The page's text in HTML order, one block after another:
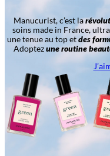
Manucurist, c’est la
soins made in France,
une tenue au top etdes
Adoptezune routine